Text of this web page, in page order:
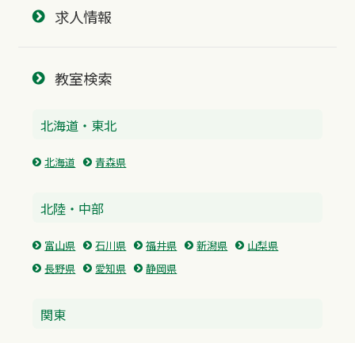
求人情報
教室検索
北海道・東北
北海道 青森県
北陸・中部
富山県 石川県 福井県 新潟県
山梨県
長野県
愛知県 静岡県
関東